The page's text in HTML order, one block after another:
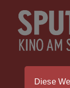
Diese